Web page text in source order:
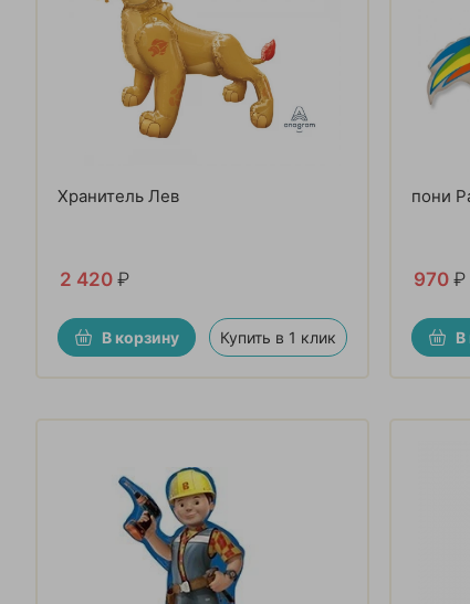
Хранитель Лев
2 420 ₽
В корзину Купить в 1 клик
пони
970 ₽
В